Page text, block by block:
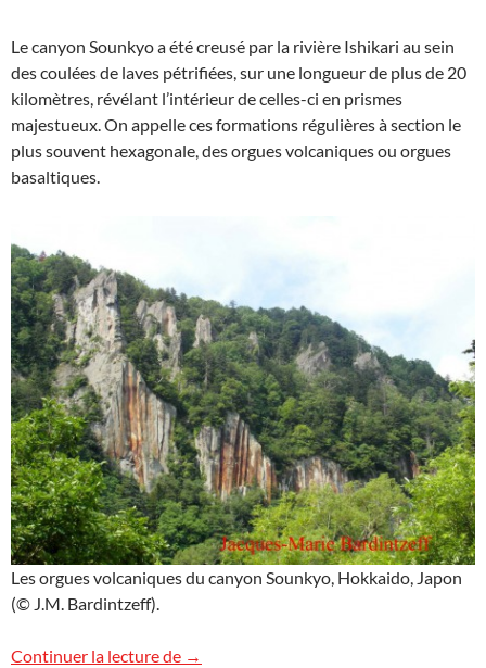
Le canyon Sounkyo a été creusé par la rivière Ishikari au sein
des coulées de laves pétrifiées, sur une longueur de plus de 20
kilomètres, révélant l’intérieur de celles-ci en prismes
majestueux. On appelle ces formations régulières à section le
plus souvent hexagonale, des orgues volcaniques ou orgues
basaltiques.
Les orgues volcaniques du canyon Sounkyo, Hokkaido, Japon
(© J.M. Bardintzeff).
Continuer la lecture de Le canyon Sounkyo
→